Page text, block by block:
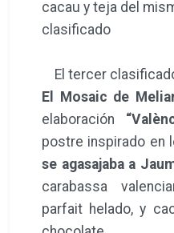
cacau y teja del
clasificado
El tercer
El Mosaic de
elaboración
postre inspirado en
se agasajaba a
carabassa
parfait helado, y